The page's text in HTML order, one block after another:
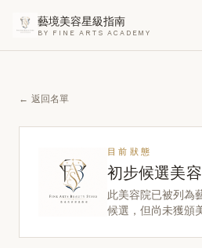
藝境美容星級指南
BY FINE ARTS ACADEMY
← 返回名單
目前狀態
初步候選美
此美容院已被列為
候選，但尚未獲頒